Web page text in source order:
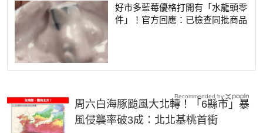
好市多藍莓優格打開有「水龍頭零
件」！官方回應：已檢查同批商品
周六白海豚颱風大北轉！「6縣市」暴
風侵襲率破3成：北北基桃首衝
Recommended by